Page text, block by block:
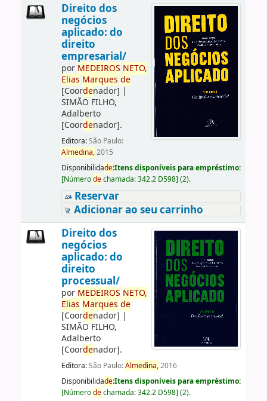
Direito dos
negócios
aplicado: do
direito
empresarial/
por MEDEIROS NETO,
Elias Marques de
[Coordenador] |
SIMÃO FILHO,
Adalberto
[Coordenador].
Editora:São Paulo:
Almedina,2015
Disponibilidade:Itens disponíveis para empréstimo:
[Númerodechamada:342.2 D598] (2).
Reservar
Adicionar ao seu carrinho
Direito dos
negócios
aplicado: do
direito
processual/
por MEDEIROS NETO,
Elias Marques de
[Coordenador] |
SIMÃO FILHO,
Adalberto
[Coordenador].
Editora:São Paulo:Almedina,2016
Disponibilidade:Itens disponíveis para empréstimo:
[Númerodechamada:342.2 D598] (2).